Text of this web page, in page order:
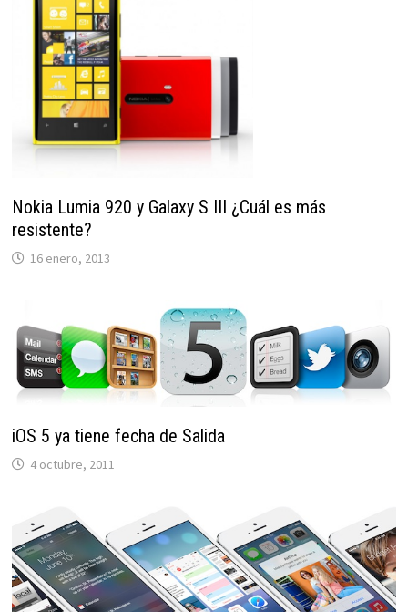
Nokia Lumia 920 y Galaxy S III ¿Cuál es más
resistente?
16 enero, 2013
iOS 5 ya tiene fecha de Salida
4 octubre, 2011